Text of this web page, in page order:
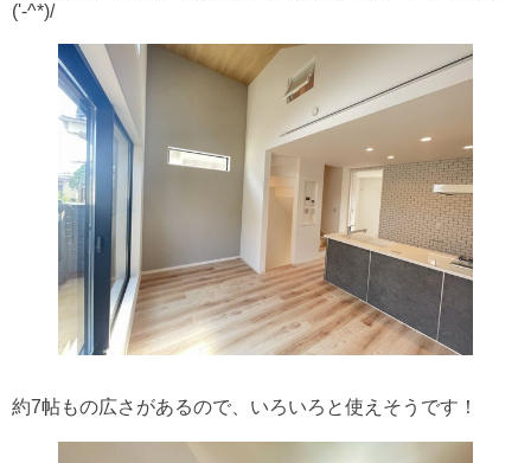
('-^*)/
約7帖もの広さがあるので、いろいろと使えそうです！